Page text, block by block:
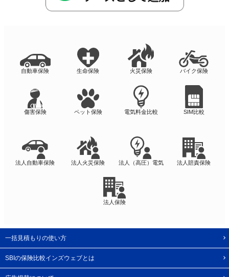
自動車保険 生命保険 火災保険 バイク保険
傷害保険 ペット保険 電気料金比較 SIM比較
法人自動車保険 法人火災保険 法人（高圧）電気 法人賠責保険
法人保険
一括見積もりの使い方
SBIの保険比較インズウェブとは